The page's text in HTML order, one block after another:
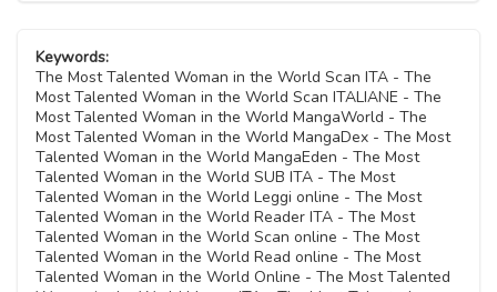
Keywords:
The Most Talented Woman in the World Scan ITA - The
Most Talented Woman in the World Scan ITALIANE - The
Most Talented Woman in the World MangaWorld - The
Most Talented Woman in the World MangaDex - The Most
Talented Woman in the World MangaEden - The Most
Talented Woman in the World SUB ITA - The Most
Talented Woman in the World Leggi online - The Most
Talented Woman in the World Reader ITA - The Most
Talented Woman in the World Scan online - The Most
Talented Woman in the World Read online - The Most
Talented Woman in the World Online - The Most Talented